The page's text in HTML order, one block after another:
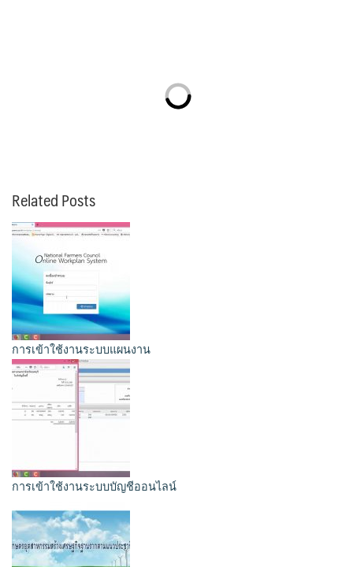
Related Posts
การเข้าใช้งานระบบแผนงาน
การเข้าใช้งานระบบบัญชีออนไลน์